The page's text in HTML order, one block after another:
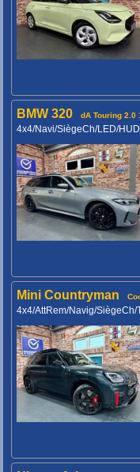
BMW 320 dA Touring 2.0
4x4/Navi/SiègeCh/LED/
Mini Countryman
4x4/AttRem/Navig/SiègeCh/